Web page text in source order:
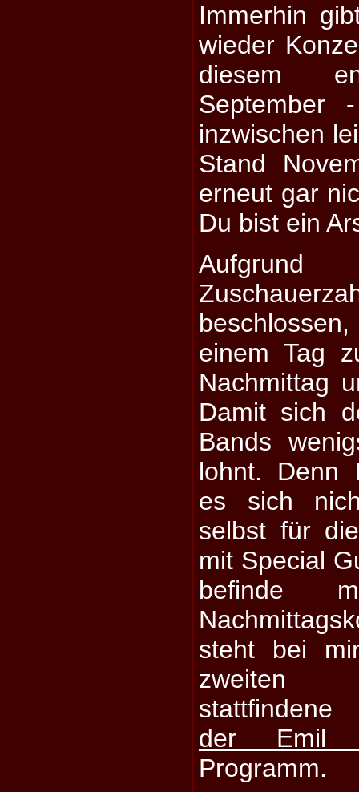
Immerhin
wieder
diesem
September
inzwischen
Stand
erneut gar
Du bist ein
Aufgrund
einem Tag
Nachmittag
Damit sich
Bands
lohnt. Denn
es sich
selbst für
mit Special
befinde
steht bei
der Emil
Programm.